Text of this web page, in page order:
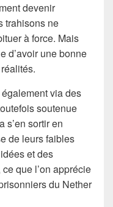
devenir
trahisons ne
à force. Mais
d’avoir une bonne
via des
soutenue
s’en sortir en
de leurs faibles
et des
que l’on apprécie
du Nether